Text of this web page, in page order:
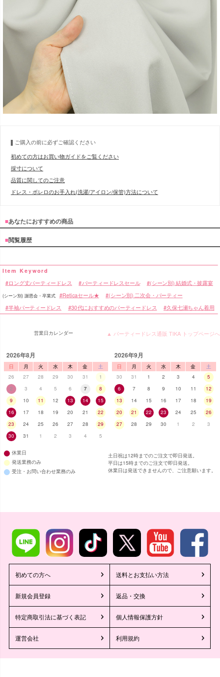
ご購入の前に必ずご確認ください
初めての方はお買い物ガイドをご覧ください
採寸について
品質に関してのご注意
ドレス・ボレロのお手入れ(洗濯/アイロン/保管)方法について
■あなたにおすすめの商品
■閲覧履歴
ロング丈パーティードレス パーティードレスセール (シーン別) 結婚式・披露宴
(シーン別) 謝恩会・卒業式 Reticaセール★ (シーン別) 二次会・パーティー
半袖パーティードレス 30代におすすめのパーティードレス 久保七瀬ちゃん着用
▲ パーティードレス通販 TIKA トップページへ
営業日カレンダー
2026年8月
日 月 火 水 木 金
土
26
27 28 29 30 31
1
2
3 4 5 6 7
8
9
10 11 12 13 14
15
16
17 18 19 20 21
22
23
24 25 26 27 28
29
30
31 1 2 3 4 5
2026年9月
日 月 火 水 木 金
土
30
31 1 2 3 4
5
6
7 8 9 10 11
12
13
14 15 16 17 18
19
20
21 22 23 24 25
26
27
28 29 30 1 2 3
休業日
発送業務のみ
受注・お問い合わせ業務のみ
土日祝は12時までのご注文で即日発送。
平日は15時までのご注文で即日発送。
休業日は発送できませんので、ご注意願います。
初めての方へ 送料とお支払い方法
新規会員登録 返品・交換
特定商取引法に基づく表記 個人情報保護方針
運営会社 利用規約